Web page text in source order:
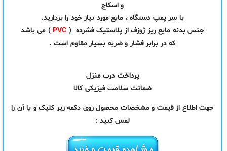
و اسکاج
با سر پمپ دستگاه ، مایع مورد نیاز خود را بردارید.
جنس بدنه مایع ریز ژوزف از پلاستیک فشرده ( PVC) می باشد
که در برابر فشار و ضربه بسیار مقاوم است .
پرداخت درب منزل
ضمانت سلامت فیزیکی کالا
جهت اطلاع از قیمت و مشخصات محصول روی دکمه زیر کلیک و یا آن را
لمس کنید :